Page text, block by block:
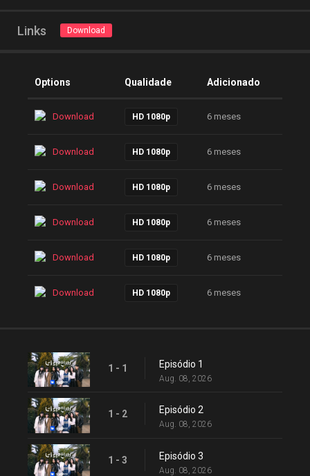
Links Download
Options Qualidade Adicionado
Download HD 1080p 6 meses
Download HD 1080p 6 meses
Download HD 1080p 6 meses
Download HD 1080p 6 meses
Download HD 1080p 6 meses
Download HD 1080p 6 meses
1 - 1 Episódio 1
Aug. 08, 2026
1 - 2 Episódio 2
Aug. 08, 2026
1 - 3 Episódio 3
Aug. 08, 2026